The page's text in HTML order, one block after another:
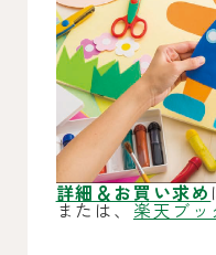
詳細＆お買い求め
または、楽天ブッ